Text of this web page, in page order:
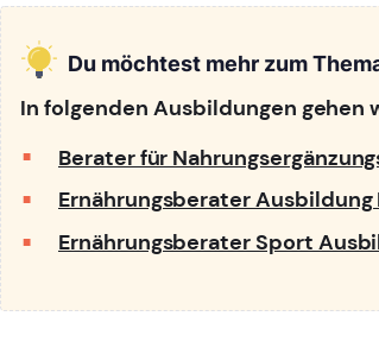
Du möchtest mehr zum
In folgenden Ausbildungen gehen
Berater für
Ernährungsberater Ausbildung
Ernährungsberater Sport